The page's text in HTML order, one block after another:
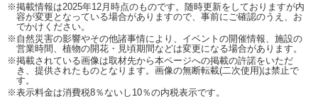
※掲載情報は2025年12月時点のものです。随時更新をしておりますが内
容が変更となっている場合がありますので、事前にご確認のうえ、お
でかけください。
※自然災害の影響やその他諸事情により、イベントの開催情報、施設の
営業時間、植物の開花・見頃期間などは変更になる場合があります。
※掲載されている画像は取材先から本ページへの掲載の許諾をいただ
き、提供されたものとなります。画像の無断転載(二次使用)は禁止で
す。
※表示料金は消費税8％ないし10％の内税表示です。